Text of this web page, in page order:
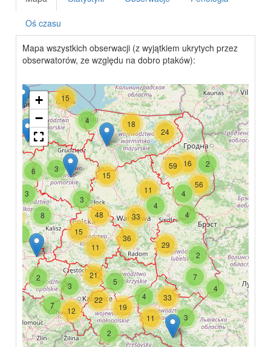
Oś czasu
Mapa wszystkich obserwacji (z wyjątkiem ukrytych przez
obserwatorów, ze względu na dobro ptaków):
2
3
4
19
33
11
4
2
7
29
2
12
7
5
3
15
21
3
22
11
36
33
48
3
3
8
2
4
4
56
15
18
24
4
11
16
59
6
4
15
+
−